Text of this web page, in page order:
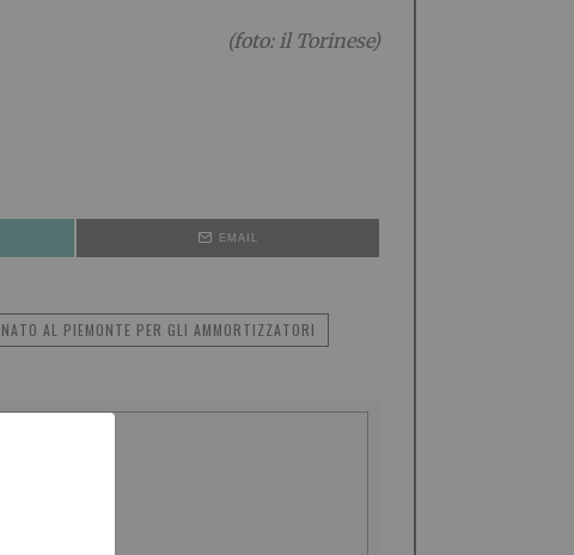
(foto: il Torinese)
EMAIL
AL PIEMONTE PER GLI AMMORTIZZATORI